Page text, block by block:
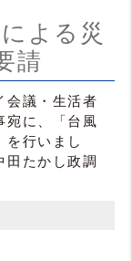
よる災
請
会議・生活者
宛に、「台風
を行いまし
田たかし政調